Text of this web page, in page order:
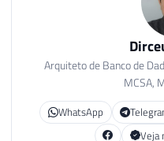
Arquiteto de Banco de
MCSA,
WhatsApp
Veja